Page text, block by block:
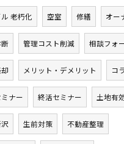
ル 老朽化 空室 修繕 オー
管理コスト削減 相談フォ
メリット・デメリット コ
ミナー 終活セミナー 土地有
生前対策 不動産整理